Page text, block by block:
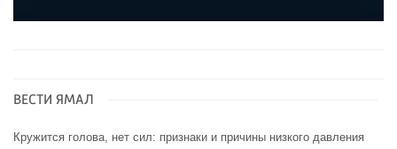
ВЕСТИ ЯМАЛ
Кружится голова, нет сил: признаки и причины низкого давления